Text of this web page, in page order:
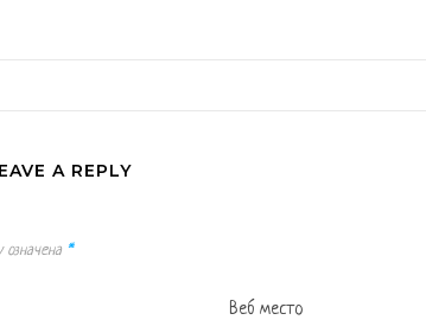
A REPLY
*
Веб место